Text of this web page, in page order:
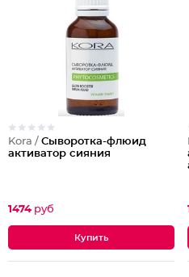
Kora / Сыворотка-флюид
активатор сияния
1474 руб